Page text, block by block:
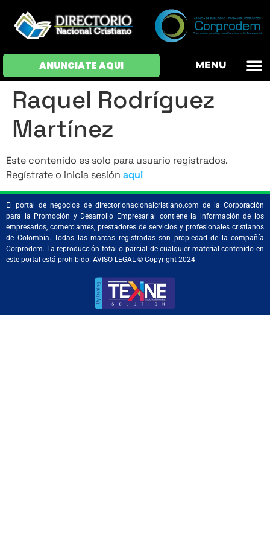
ANUNCIATE AQUI MENU
Raquel Rodríguez
Martínez
Este contenido es solo para usuario registrados.
Regístrate o inicia sesión aqui
El portal de negocios de directorionacionalcristiano.com de la Corporación
para la Promoción y Desarrollo Empresarial contiene la información de los
empresarios, comerciantes, prestadores de servicios y profesionales cristianos
de Colombia. Todas las marcas registradas son propiedad de la compañía
Corprodem. La reproducción total o parcial de cualquier material contenido en
este portal está prohibido. AVISO LEGAL © Copyright 2024